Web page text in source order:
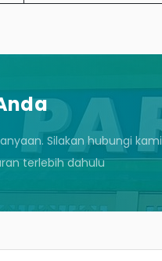
Silakan hubungi
terlebih dahulu